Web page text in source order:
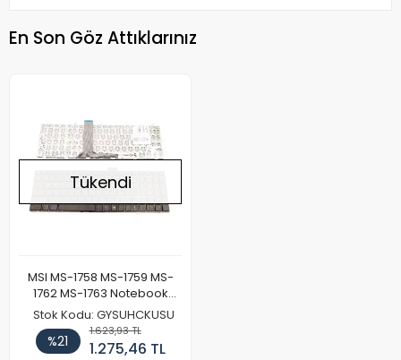
En Son Göz Attıklarınız
Tükendi
MSI MS-1758 MS-1759 MS-
1762 MS-1763 Notebook
Klavye
Stok Kodu: GYSUHCKUSU
%21
1.623,93 TL
1.275,46 TL